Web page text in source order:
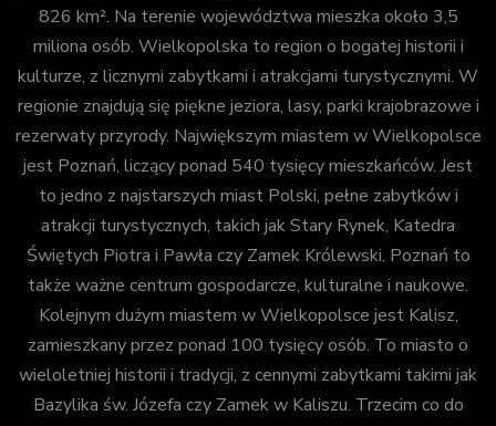
826 km². Na terenie województwa mieszka około 3,5
miliona osób. Wielkopolska to region o bogatej historii i
kulturze, z licznymi zabytkami i atrakcjami turystycznymi. W
regionie znajdują się piękne jeziora, lasy, parki krajobrazowe i
rezerwaty przyrody. Największym miastem w Wielkopolsce
jest Poznań, liczący ponad 540 tysięcy mieszkańców. Jest
to jedno z najstarszych miast Polski, pełne zabytków i
atrakcji turystycznych, takich jak Stary Rynek, Katedra
Świętych Piotra i Pawła czy Zamek Królewski. Poznań to
także ważne centrum gospodarcze, kulturalne i naukowe.
Kolejnym dużym miastem w Wielkopolsce jest Kalisz,
zamieszkany przez ponad 100 tysięcy osób. To miasto o
wieloletniej historii i tradycji, z cennymi zabytkami takimi jak
Bazylika św. Józefa czy Zamek w Kaliszu. Trzecim co do